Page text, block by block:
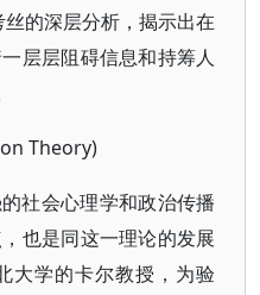
的深层分析，揭示出在
层层阻碍信息和持筹人
Theory)
社会心理学和政治传播
也是同这一理论的发展
大学的卡尔教授，为验